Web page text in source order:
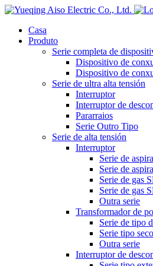
Casa
Produto
Serie completa de
Dispositivo de
Dispositivo de
Serie de ultra alta tensión
Interruptor
Interruptor de
Pararraios
Serie Outro Tipo
Serie de alta tensión
Interruptor
Serie de
Serie de
Serie de gas
Serie de gas
Outra serie
Transformador de
Serie de tipo
Serie tipo seco
Outra serie
Interruptor de